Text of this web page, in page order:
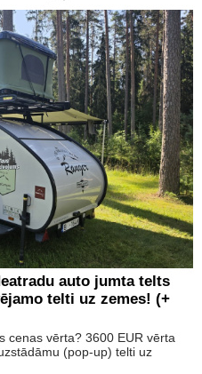
auto jumta telts
telti uz zemes! (+
cenas vērta? 3600 EUR vērta
(pop-up) telti uz